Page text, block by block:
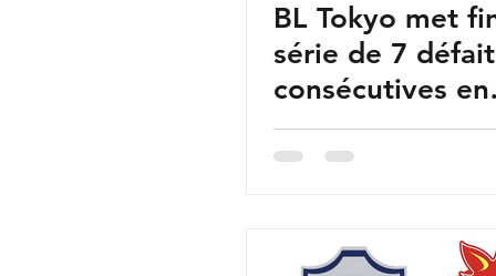
BL Tokyo met
série de 7
consécutives en
battant Urayasu